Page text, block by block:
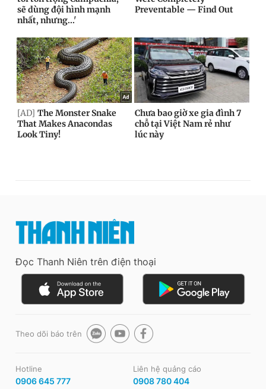
Đọc Thanh Niên trên điện thoại
Theo dõi báo trên
Hotline
0906 645 777
Liên hệ quảng cáo
0908 780 404